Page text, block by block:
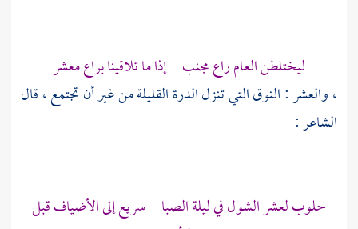
ليختلطن العام راع مجنب إذا ما تلاقينا براع معشر
، والعشر : النوق التي تنزل الدرة القليلة من غير أن تجتمع ، قال
الشاعر :
حلوب لعشر الشول في ليلة الصبا سريع إلى الأضياف قبل